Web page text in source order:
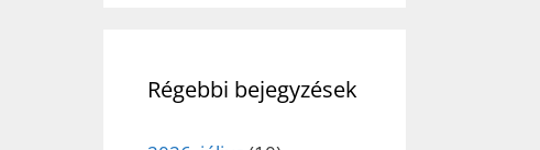
Régebbi bejegyzések